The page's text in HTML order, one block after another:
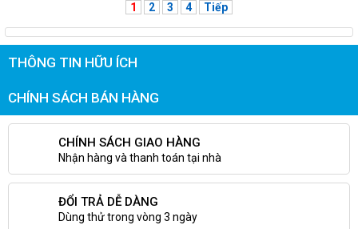
1 2 3 4 Tiếp
THÔNG TIN HỮU ÍCH
CHÍNH SÁCH BÁN HÀNG
CHÍNH SÁCH GIAO HÀNG
Nhận hàng và thanh toán tại nhà
ĐỔI TRẢ DỄ DÀNG
Dùng thử trong vòng 3 ngày